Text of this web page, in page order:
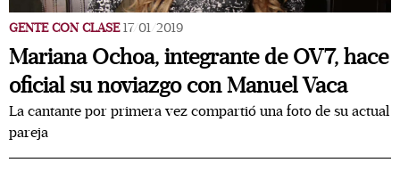
GENTE CON CLASE 17/01/2019
Mariana Ochoa, integrante de OV7, hace
oficial su noviazgo con Manuel Vaca
La cantante por primera vez compartió una foto de su actual
pareja